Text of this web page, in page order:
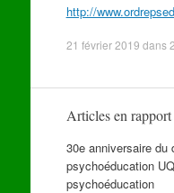
http://
21 février 2019 dans
Articles en rapport
30e anniversaire du
psychoéducation
psychoéducation